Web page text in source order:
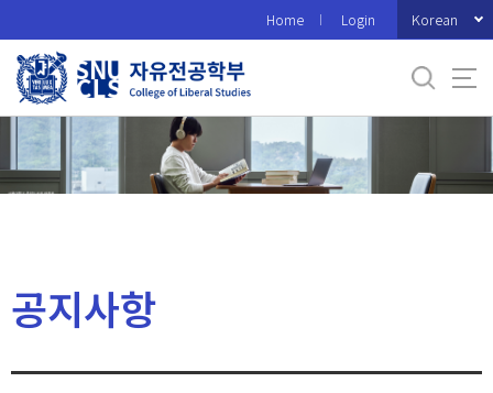
로
메
Home Login Korean
공지사항